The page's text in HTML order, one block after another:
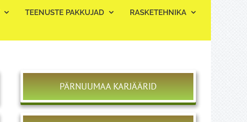
TEENUSTE PAKKUJAD RASKETEHNIKA
PÄRNUUMAA KARJÄÄRID